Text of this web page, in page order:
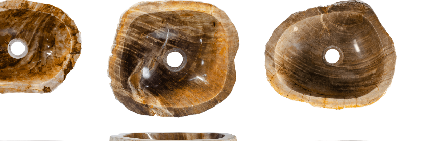
preço
atual
é:
R$ 3.460,00.
preço
original
era:
R$ 4.152,00.
preço
atual
é:
R$ 3.460,00.
preço
original
era:
R$ 4.152,00.
preço
atual
é:
R$ 3.460,00.